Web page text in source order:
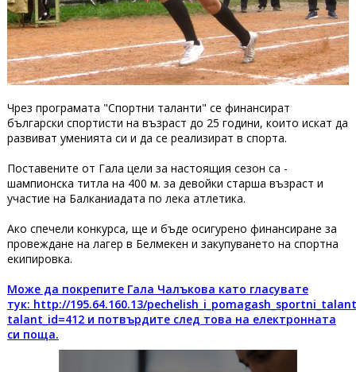
Чрез програмата "Спортни таланти" се финансират
български спортисти на възраст до 25 години, които искат да
развиват уменията си и да се реализират в спорта.
Поставените от Гала цели за настоящия сезон са -
шампионска титла на 400 м. за девойки старша възраст и
участие на Балканиадата по лека атлетика.
Ако спечели конкурса, ще и бъде осигурено финансиране за
провеждане на лагер в Белмекен и закупуването на спортна
екипировка.
Може да покрепите Гала Чалъкова като гласувате
тук: http://195.64.160.13/
talant_id=412 и потвърдите след това на електронната
си поща.